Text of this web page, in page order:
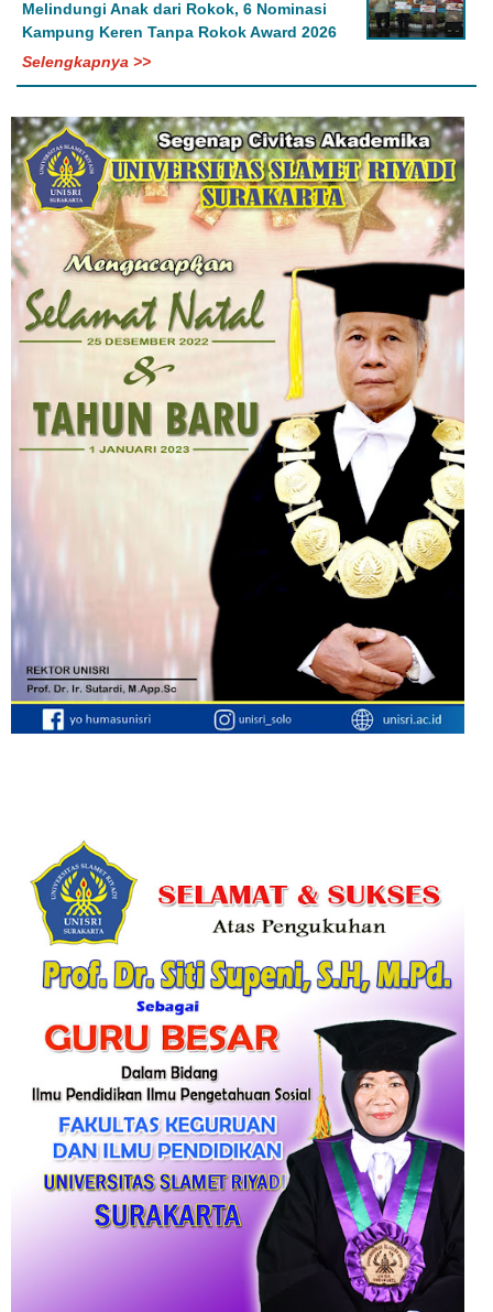
Melindungi Anak dari Rokok, 6 Nominasi
Kampung Keren Tanpa Rokok Award 2026
Selengkapnya >>